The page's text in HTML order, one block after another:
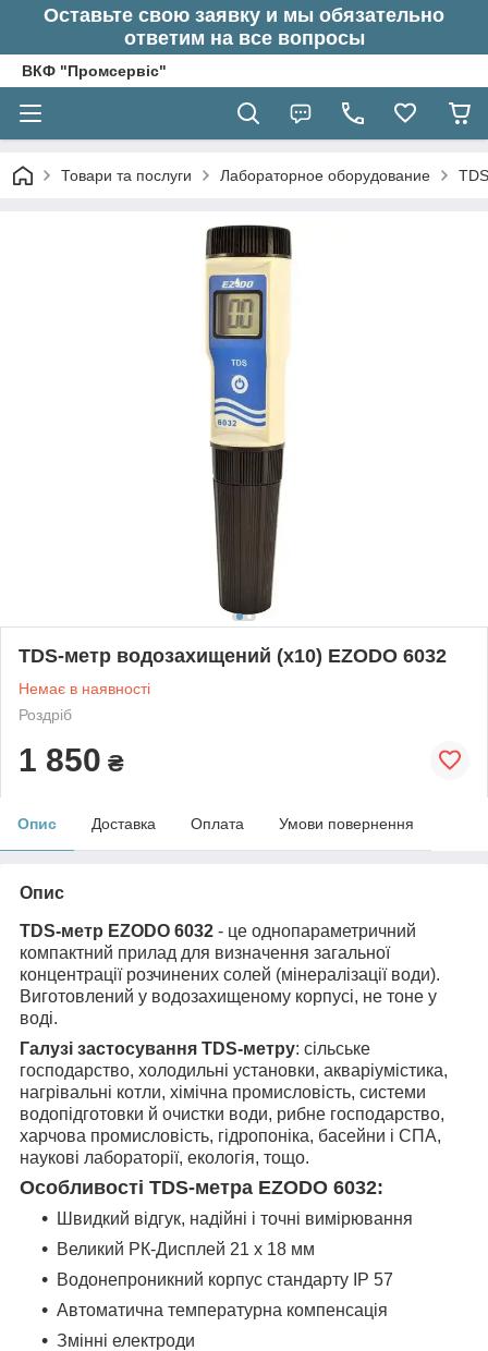
Оставьте свою заявку и мы обязательно
ответим на все вопросы
ВКФ "Промсервіс"
Товари та послуги Лабораторное оборудование
TDS-метр водозахищений (x10) EZODO 6032
Немає в наявності
Роздріб
1 850 ₴
Опис Доставка Оплата Умови повернення
Опис
TDS-метр EZODO 6032 - це однопараметричний
компактний прилад для визначення загальної
концентрації розчинених солей (мінералізації води).
Виготовлений у водозахищеному корпусі, не тоне у
воді.
Галузі застосування TDS-метру: сільське
господарство, холодильні установки, акваріумістика,
нагрівальні котли, хімічна промисловість, системи
водопідготовки й очистки води, рибне господарство,
харчова промисловість, гідропоніка, басейни і СПА,
наукові лабораторії, екологія, тощо.
Особливості TDS-метра EZODO 6032:
Швидкий відгук, надійні і точні вимірювання
Великий РК-Дисплей 21 х 18 мм
Водонепроникний корпус стандарту IP 57
Автоматична температурна компенсація
Змінні електроди